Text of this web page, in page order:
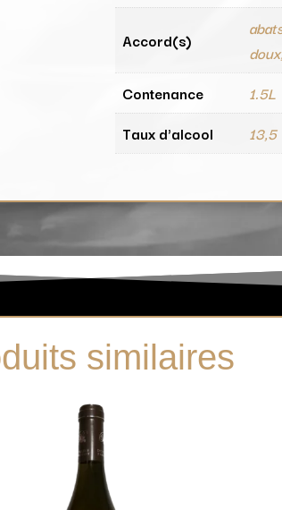
Accord(s)
Contenance
1.5L
Taux d'alcool
13,5
similaires